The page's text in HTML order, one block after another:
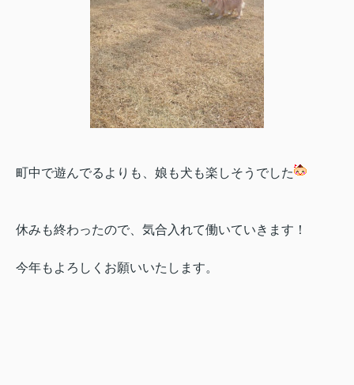
町中で遊んでるよりも、娘も犬も楽しそうでした
休みも終わったので、気合入れて働いていきます！
今年もよろしくお願いいたします。